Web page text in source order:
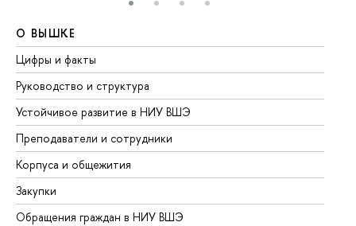
О ВЫШКЕ
Цифры и факты
Руководство и структура
Устойчивое развитие в НИУ ВШЭ
Преподаватели и сотрудники
Корпуса и общежития
Закупки
Обращения граждан в НИУ ВШЭ